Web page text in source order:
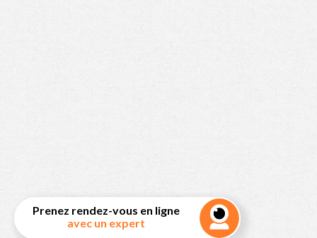
Prenez rendez-vous en ligne
avec un expert